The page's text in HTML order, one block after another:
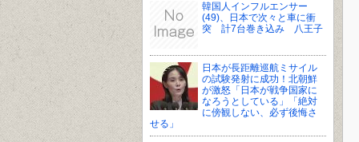
韓国人インフルエンサー
(49)、日本で次々と車に衝
突 計7台巻き込み 八王子
日本が長距離巡航ミサイル
の試験発射に成功！北朝鮮
が激怒「日本が戦争国家に
なろうとしている」「絶対
に傍観しない、必ず後悔さ
せる」